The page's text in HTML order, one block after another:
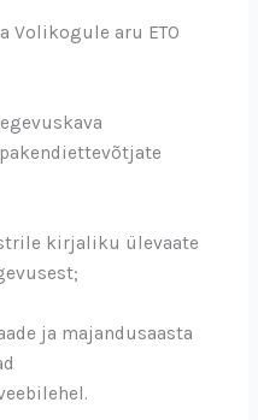
Volikogule aru ETO
kirjaliku ülevaate
ja majandusaasta